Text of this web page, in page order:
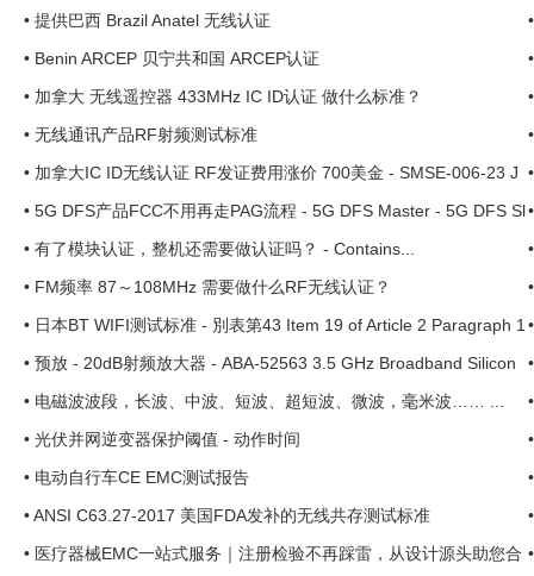
• 提供巴西 Brazil Anatel 无线认证
• Benin ARCEP 贝宁共和国 ARCEP认证
• 加拿大 无线遥控器 433MHz IC ID认证 做什么标准？
• 无线通讯产品RF射频测试标准
• 加拿大IC ID无线认证 RF发证费用涨价 700美金 - SMSE-006-23 J
uly 2023 ... ... ...
• 5G DFS产品FCC不用再走PAG流程 - 5G DFS Master - 5G DFS Sl
aver - KDB 388624 ... ...
• 有了模块认证，整机还需要做认证吗？ - Contains...
• FM频率 87～108MHz 需要做什么RF无线认证？
• 日本BT WIFI测试标准 - 別表第43 Item 19 of Article 2 Paragraph 1
• 预放 - 20dB射频放大器 - ABA-52563 3.5 GHz Broadband Silicon
RFIC Amplifier ...
• 电磁波波段，长波、中波、短波、超短波、微波，毫米波…… ...
• 光伏并网逆变器保护阈值 - 动作时间
• 电动自行车CE EMC测试报告
•ANSI C63.27-2017 美国FDA发补的无线共存测试标准
• 医疗器械EMC一站式服务｜注册检验不再踩雷，从设计源头助您合